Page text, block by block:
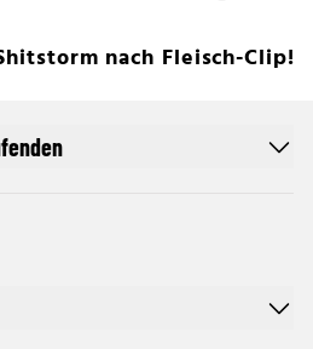
nach Fleisch-Clip!